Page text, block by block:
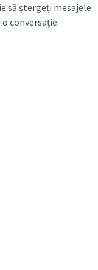
să ștergeți mesajele
conversație.